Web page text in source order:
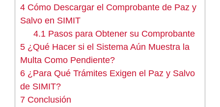
4 Cómo Descargar el Comprobante de Paz y
Salvo en SIMIT
4.1 Pasos para Obtener su Comprobante
5 ¿Qué Hacer si el Sistema Aún Muestra la
Multa Como Pendiente?
6 ¿Para Qué Trámites Exigen el Paz y Salvo
de SIMIT?
7 Conclusión